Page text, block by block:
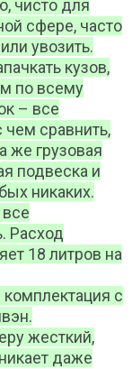
чисто для
сфере, часто
увозить.
кузов,
по всему
– все
чем сравнить,
же грузовая
подвеска и
никаких.
Расход
18 литров на
с
жесткий,
даже